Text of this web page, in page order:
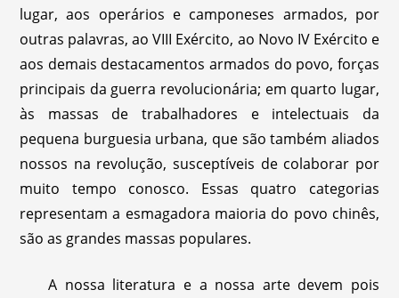
lugar, aos operários e camponeses armados, por
outras palavras, ao VIII Exército, ao Novo IV Exército e
aos demais destacamentos armados do povo, forças
principais da guerra revolucionária; em quarto lugar,
às massas de trabalhadores e intelectuais da
pequena burguesia urbana, que são também aliados
nossos na revolução, susceptíveis de colaborar por
muito tempo conosco. Essas quatro categorias
representam a esmagadora maioria do povo chinês,
são as grandes massas populares.
A nossa literatura e a nossa arte devem pois